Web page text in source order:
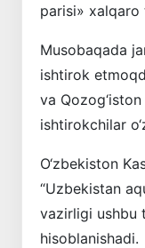
parisi» xalqaro
Musobaqada
ishtirok
va
ishtirokchilar
O‘zbekiston
“Uzbekistan
vazirligi ushbu
hisoblanishadi.